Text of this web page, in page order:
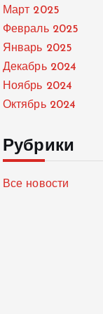
Март 2025
Февраль 2025
Январь 2025
Декабрь 2024
Ноябрь 2024
Октябрь 2024
Рубрики
Все новости